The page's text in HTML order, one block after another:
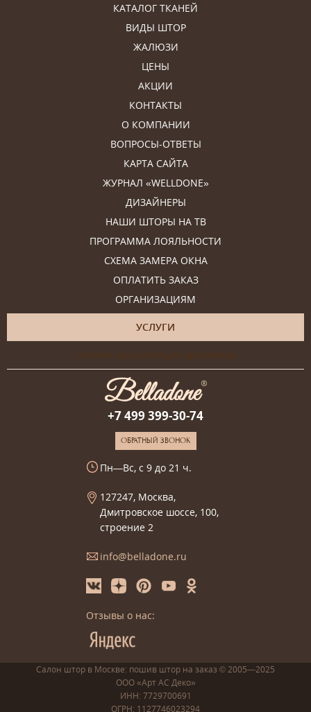
КАТАЛОГ ТКАНЕЙ
ВИДЫ ШТОР
ЖАЛЮЗИ
ЦЕНЫ
АКЦИИ
КОНТАКТЫ
О КОМПАНИИ
ВОПРОСЫ-ОТВЕТЫ
КАРТА САЙТА
ЖУРНАЛ «WELLDONE»
ДИЗАЙНЕРЫ
НАШИ ШТОРЫ НА ТВ
ПРОГРАММА ЛОЯЛЬНОСТИ
СХЕМА ЗАМЕРА ОКНА
ОПЛАТИТЬ ЗАКАЗ
ОРГАНИЗАЦИЯМ
УСЛУГИ
Онлайн-консультация дизайнера
+7 499 399-30-74
ОБРАТНЫЙ ЗВОНОК
Пн—Вс, с 9 до 21 ч.
127247, Москва,
Дмитровское шоссе, 100,
строение 2
info@belladone.ru
Отзывы о нас:
Салон штор в Москве: пошив штор на заказ © 2005—2025
ООО «Арт АС Деко»
ИНН: 7729700691
ОГРН: 1127746023294